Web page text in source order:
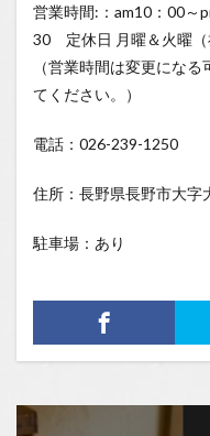
営業時間:：am10：00～
30 定休日 月曜＆火曜（
（営業時間は変更にな
てください。）
電話：026-239-1250
住所：長野県長野市大字
駐車場：あり